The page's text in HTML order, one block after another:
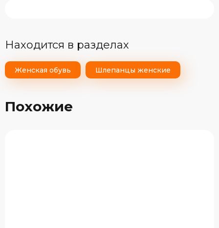
Находится в разделах
Женская обувь Шлепанцы женские
Похожие